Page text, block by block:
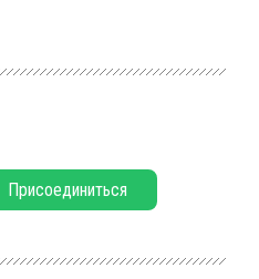
Присоединиться